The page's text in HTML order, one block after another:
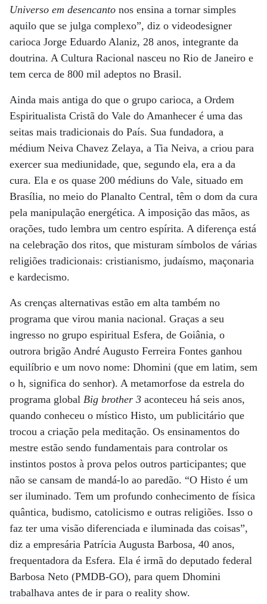
Universo em desencanto nos ensina a tornar simples
aquilo que se julga complexo”, diz o videodesigner
carioca Jorge Eduardo Alaniz, 28 anos, integrante da
doutrina. A Cultura Racional nasceu no Rio de Janeiro e
tem cerca de 800 mil adeptos no Brasil.
Ainda mais antiga do que o grupo carioca, a Ordem
Espiritualista Cristã do Vale do Amanhecer é uma das
seitas mais tradicionais do País. Sua fundadora, a
médium Neiva Chavez Zelaya, a Tia Neiva, a criou para
exercer sua mediunidade, que, segundo ela, era a da
cura. Ela e os quase 200 médiuns do Vale, situado em
Brasília, no meio do Planalto Central, têm o dom da cura
pela manipulação energética. A imposição das mãos, as
orações, tudo lembra um centro espírita. A diferença está
na celebração dos ritos, que misturam símbolos de várias
religiões tradicionais: cristianismo, judaísmo, maçonaria
e kardecismo.
As crenças alternativas estão em alta também no
programa que virou mania nacional. Graças a seu
ingresso no grupo espiritual Esfera, de Goiânia, o
outrora brigão André Augusto Ferreira Fontes ganhou
equilíbrio e um novo nome: Dhomini (que em latim, sem
o h, significa do senhor). A metamorfose da estrela do
programa global Big brother 3 aconteceu há seis anos,
quando conheceu o místico Histo, um publicitário que
trocou a criação pela meditação. Os ensinamentos do
mestre estão sendo fundamentais para controlar os
instintos postos à prova pelos outros participantes; que
não se cansam de mandá-lo ao paredão. “O Histo é um
ser iluminado. Tem um profundo conhecimento de física
quântica, budismo, catolicismo e outras religiões. Isso o
faz ter uma visão diferenciada e iluminada das coisas”,
diz a empresária Patrícia Augusta Barbosa, 40 anos,
frequentadora da Esfera. Ela é irmã do deputado federal
Barbosa Neto (PMDB-GO), para quem Dhomini
trabalhava antes de ir para o reality show.